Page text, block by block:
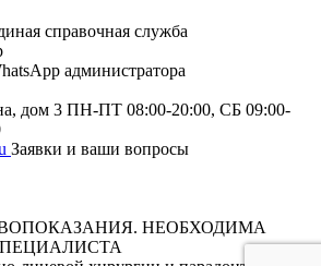
справочная служба
администратора
дом 3 ПН-ПТ 08:00-20:00, СБ 09:00-
Заявки и ваши вопросы
НЕОБХОДИМА